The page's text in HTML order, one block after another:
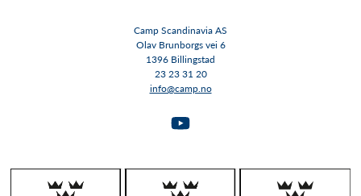
Camp Scandinavia AS
Olav Brunborgs vei 6
1396 Billingstad​​​​​​​
23 23 31 20
info@camp.no